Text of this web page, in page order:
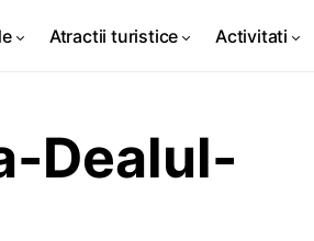
Atractii turistice Activitati
Dealul-